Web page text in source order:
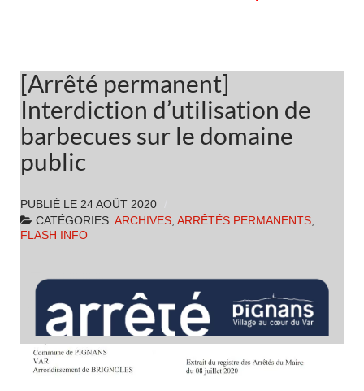
[Arrêté permanent]
Interdiction d’utilisation de
barbecues sur le domaine
public
PUBLIÉ LE 24 AOÛT 2020
CATÉGORIES: ARCHIVES, ARRÊTÉS PERMANENTS,
FLASH INFO